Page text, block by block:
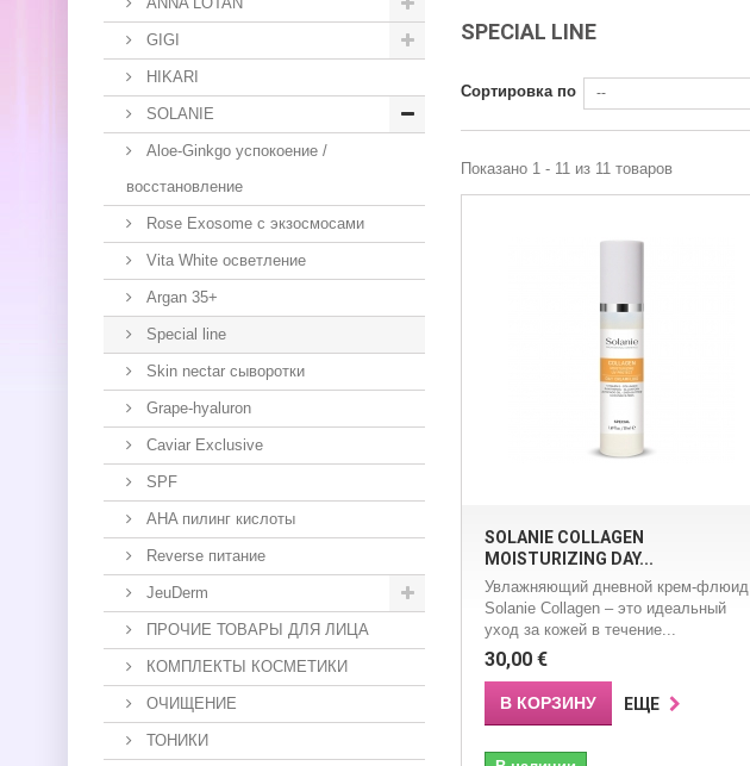
GIGI
HIKARI
SOLANIE
Aloe-Ginkgo успокоение /
восстановление
Rose Exosome с экзосмосами
Vita White осветление
Argan 35+
Special line
Skin nectar сыворотки
Grape-hyaluron
Caviar Exclusive
SPF
AHA пилинг кислоты
Reverse питание
JeuDerm
ПРОЧИЕ ТОВАРЫ ДЛЯ ЛИЦА
КОМПЛЕКТЫ КОСМЕТИКИ
ОЧИЩЕНИЕ
ТОНИКИ
SPECIAL LINE
Сортировка по --
Показано 1 - 11 из 11 товаров
SOLANIE COLLAGEN
MOISTURIZING DAY...
Увлажняющий дневной крем-флюид
Solanie Collagen – это идеальный
уход за кожей в течение...
30,00 €
В КОРЗИНУ ЕЩЕ